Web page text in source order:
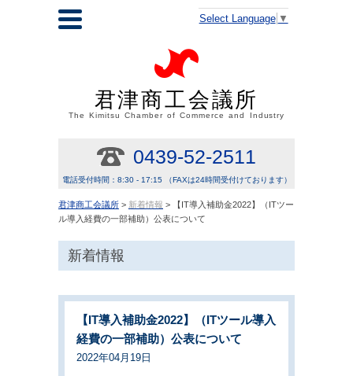
Select Language ▼
君津商工会議所
The Kimitsu Chamber of Commerce and Industry
0439-52-2511
電話受付時間：8:30 - 17:15 （FAXは24時間受付けております）
君津商工会議所 > 新着情報 > 【IT導入補助金2022】（ITツー
ル導入経費の一部補助）公表について
新着情報
【IT導入補助金2022】（ITツール導入
経費の一部補助）公表について
2022年04月19日